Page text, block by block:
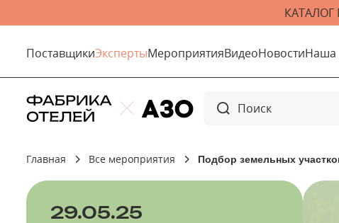
ПоставщикиЭкспертыМероприятияВидеоНовостиНаша
Главная Все мероприятия Подбор земельных
29.05.25